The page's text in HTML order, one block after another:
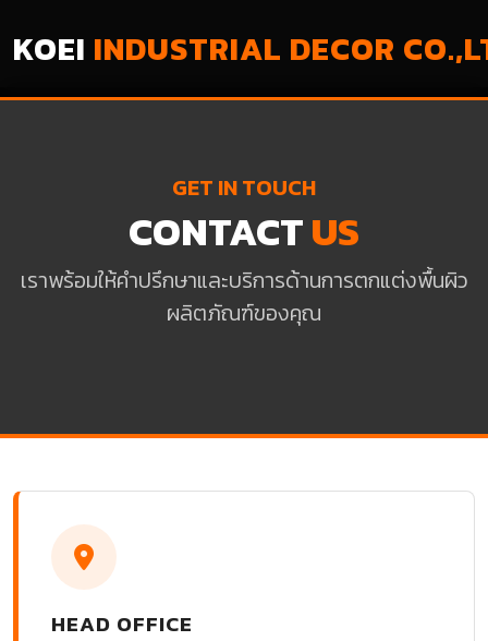
KOEI INDUSTRIAL DECOR
GET IN TOUCH
CONTACTUS
เราพร้อมให้คำปรึกษาและบริการด้านการตกแต่งพื้นผิว
ผลิตภัณฑ์ของคุณ
HEAD OFFICE